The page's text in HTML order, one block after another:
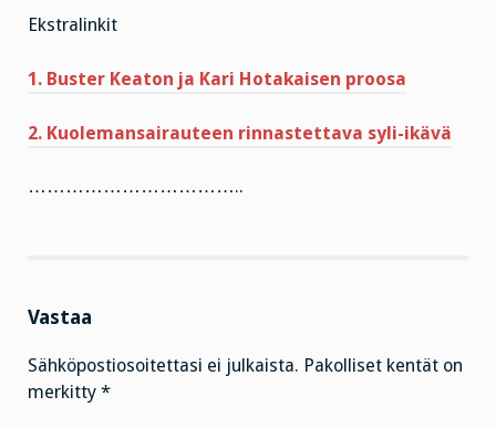
Ekstralinkit
1. Buster Keaton ja Kari Hotakaisen proosa
2. Kuolemansairauteen rinnastettava syli-ikävä
……………………………..
Vastaa
Sähköpostiosoitettasi ei julkaista. Pakolliset kentät on
merkitty *